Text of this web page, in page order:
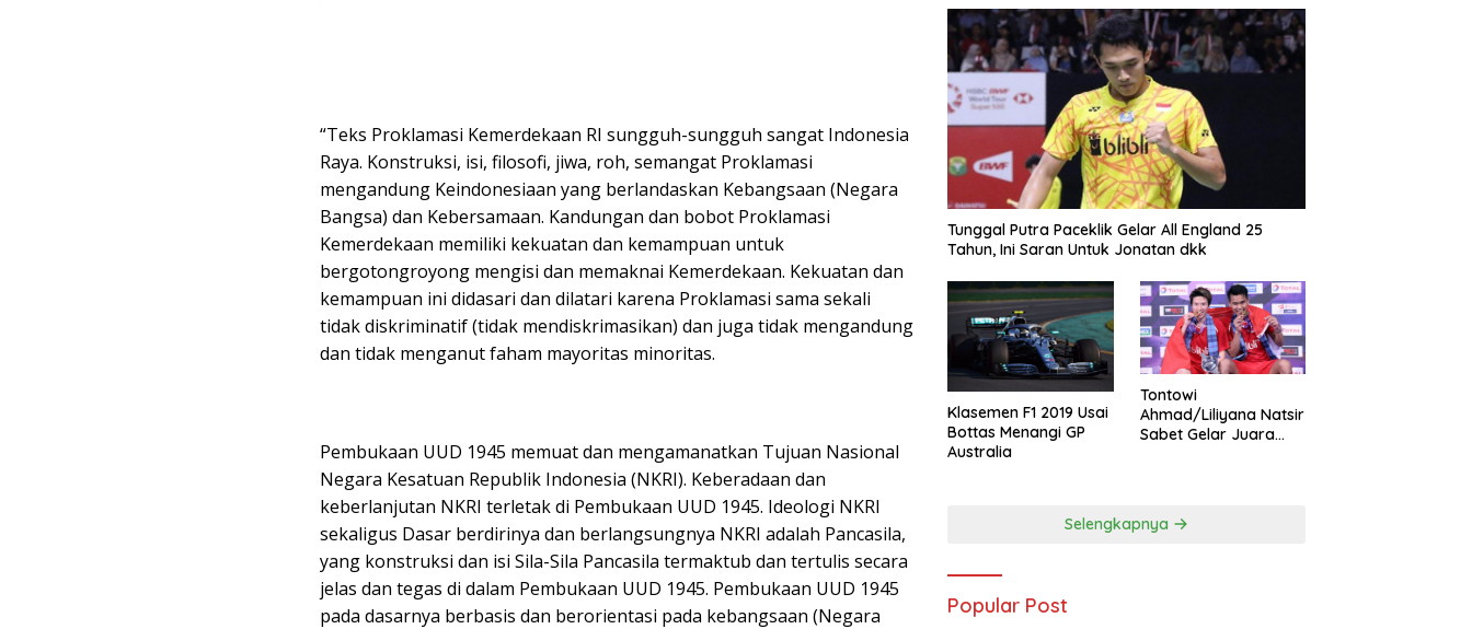
“Teks Proklamasi Kemerdekaan RI sungguh-sungguh sangat Indonesia
Raya. Konstruksi, isi, filosofi, jiwa, roh, semangat Proklamasi
mengandung Keindonesiaan yang berlandaskan Kebangsaan (Negara
Bangsa) dan Kebersamaan. Kandungan dan bobot Proklamasi
Kemerdekaan memiliki kekuatan dan kemampuan untuk
bergotongroyong mengisi dan memaknai Kemerdekaan. Kekuatan dan
kemampuan ini didasari dan dilatari karena Proklamasi sama sekali
tidak diskriminatif (tidak mendiskrimasikan) dan juga tidak mengandung
dan tidak menganut faham mayoritas minoritas.
Pembukaan UUD 1945 memuat dan mengamanatkan Tujuan Nasional
Negara Kesatuan Republik Indonesia (NKRI). Keberadaan dan
keberlanjutan NKRI terletak di Pembukaan UUD 1945. Ideologi NKRI
sekaligus Dasar berdirinya dan berlangsungnya NKRI adalah Pancasila,
yang konstruksi dan isi Sila-Sila Pancasila termaktub dan tertulis secara
jelas dan tegas di dalam Pembukaan UUD 1945. Pembukaan UUD 1945
pada dasarnya berbasis dan berorientasi pada kebangsaan (Negara
Tunggal Putra Paceklik Gelar All England 25
Tahun, Ini Saran Untuk Jonatan dkk
Klasemen F1 2019 Usai
Bottas Menangi GP
Australia
Tontowi
Ahmad/Liliyana Natsir
Sabet Gelar Juara
Selengkapnya
Popular Post